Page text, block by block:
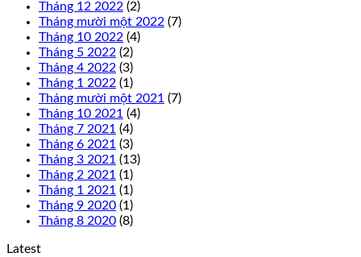
Tháng 12 2022 (2)
Tháng mười một 2022 (7)
Tháng 10 2022 (4)
Tháng 5 2022 (2)
Tháng 4 2022 (3)
Tháng 1 2022 (1)
Tháng mười một 2021 (7)
Tháng 10 2021 (4)
Tháng 7 2021 (4)
Tháng 6 2021 (3)
Tháng 3 2021 (13)
Tháng 2 2021 (1)
Tháng 1 2021 (1)
Tháng 9 2020 (1)
Tháng 8 2020 (8)
Latest